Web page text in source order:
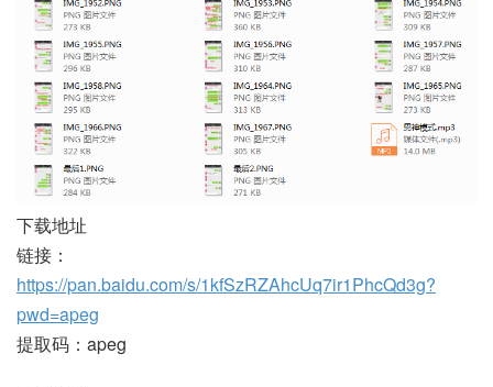
下载地址
链接：
https://pan.baidu.com/s/1kfSzRZAhcUq7ir1PhcQd3g?
pwd=apeg
提取码：apeg